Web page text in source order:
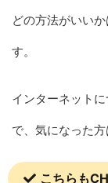
どの方法がいい
す。
インターネット
で、気になった方
こちらも